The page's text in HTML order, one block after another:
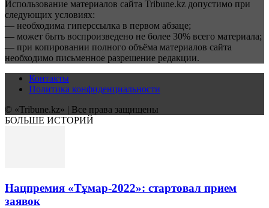
Использование материалов сайта Tribune.kz допустимо при
следующих условиях:
— необходима гиперссылка в первом абзаце;
— может быть воспроизведено не более 30% всего материала;
— при копировании полного объёма материалов сайта
необходимо письменное разрешение редакции.
Контакты
Политика конфиденциальности
© «Tribune.kz» | Все права защищены
БОЛЬШЕ ИСТОРИЙ
Нацпремия «Тұмар-2022»: стартовал прием
заявок